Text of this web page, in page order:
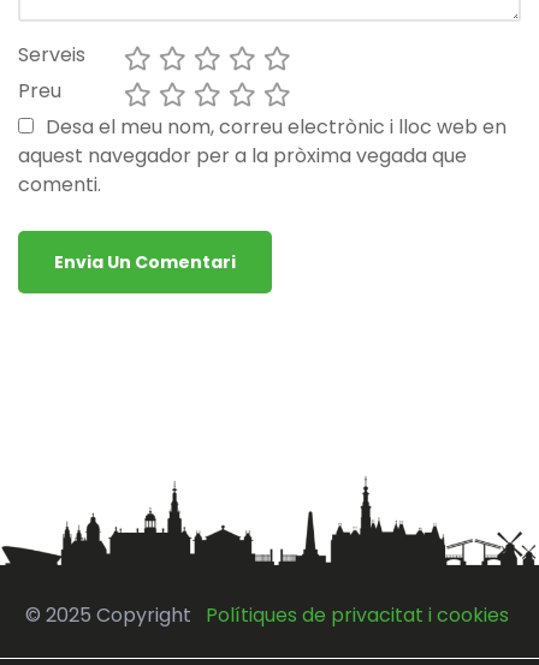
Serveis
Preu
Desa el meu nom, correu electrònic i lloc web en
aquest navegador per a la pròxima vegada que
comenti.
© 2025 Copyright Polítiques de privacitat i cookies